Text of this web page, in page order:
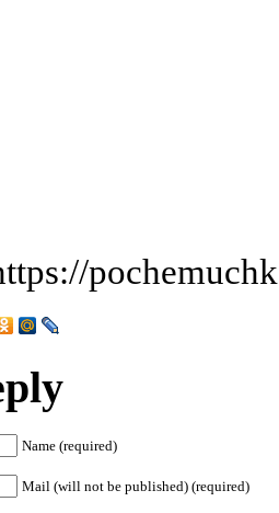
Name (required)
Mail (will not be published) (required)